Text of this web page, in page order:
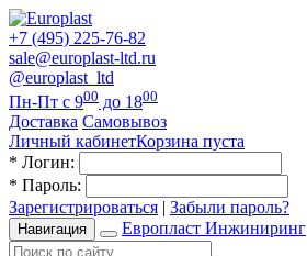
+7 (495) 225-76-82
sale@europlast-ltd.ru
@europlast_ltd
Пн-Пт с 900 до 1800
Доставка Самовывоз
Личный кабинетКорзина пуста
* Логин:
* Пароль:
Зарегистрироваться | Забыли пароль?
Навигация Европласт Инжиниринг